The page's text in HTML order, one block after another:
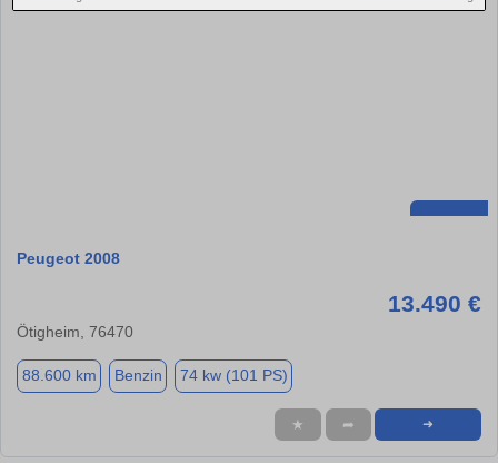
Peugeot 2008
13.490 €
Ötigheim, 76470
88.600 km Benzin 74 kw (101 PS)
★ ➦ ➜